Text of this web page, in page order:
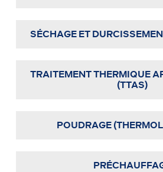
SÉCHAGE ET
TRAITEMENT THERMIQUE
(TTAS)
POUDRAGE